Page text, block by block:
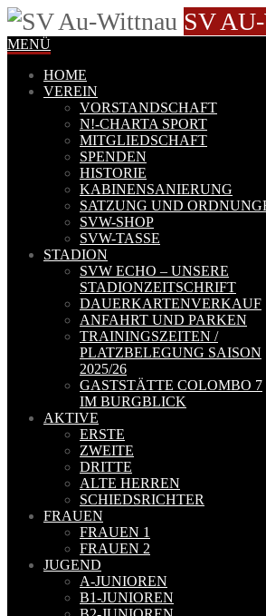
SV
MENÜ
HOME
VEREIN
VORSTANDSCHAFT
N!-CHARTA SPORT
MITGLIEDSCHAFT
SPENDEN
HISTORIE
KABINENSANIERUNG
SATZUNG UND
SVW-SHOP
SVW-TASSE
STADION
SVW ECHO – UNSERE
STADIONZEITSCHRIFT
DAUERKARTENVERKAUF
ANFAHRT UND PARKEN
TRAININGSZEITEN /
PLATZBELEGUNG SAISON
2025/26
GASTSTÄTTE COLOMBO 7
IM BURGBLICK
AKTIVE
ERSTE
ZWEITE
DRITTE
ALTE HERREN
SCHIEDSRICHTER
FRAUEN
FRAUEN 1
FRAUEN 2
JUGEND
A-JUNIOREN
B1-JUNIOREN